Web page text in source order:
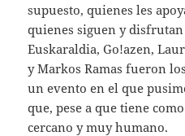
supuesto, quienes les
quienes siguen y
Euskaraldia, Go!azen,
y Markos Ramas fueron
un evento en el que
que, pese a que tiene
cercano y muy humano.